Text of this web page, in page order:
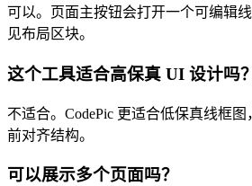
可以。页面主按钮会打开一个可编辑
见布局区块。
这个工具适合高保真 UI 设计吗？
不适合。CodePic 更适合低保真线框
前对齐结构。
可以展示多个页面吗？